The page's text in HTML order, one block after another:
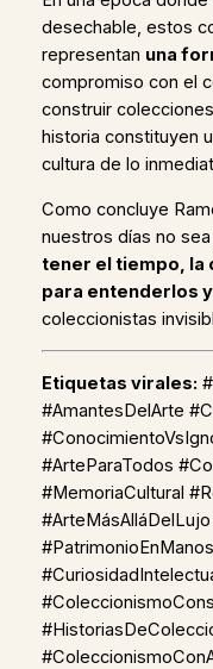
desechable, estos
representan una
compromiso con el
construir
historia constituyen
cultura de lo
Como concluye
nuestros días no
tener el tiempo, la
para entenderlos
coleccionistas
Etiquetas virales:
#AmantesDelArte
#ArteParaTodos
#MemoriaCultural